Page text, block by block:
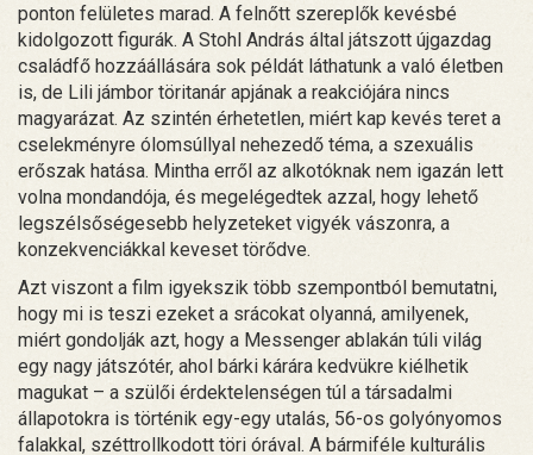
ponton felületes marad. A felnőtt szereplők kevésbé
kidolgozott figurák. A Stohl András által játszott újgazdag
családfő hozzáállására sok példát láthatunk a való életben
is, de Lili jámbor töritanár apjának a reakciójára nincs
magyarázat. Az szintén érhetetlen, miért kap kevés teret a
cselekményre ólomsúllyal nehezedő téma, a szexuális
erőszak hatása. Mintha erről az alkotóknak nem igazán lett
volna mondandója, és megelégedtek azzal, hogy lehető
legszélsőségesebb helyzeteket vigyék vászonra, a
konzekvenciákkal keveset törődve.
Azt viszont a film igyekszik több szempontból bemutatni,
hogy mi is teszi ezeket a srácokat olyanná, amilyenek,
miért gondolják azt, hogy a Messenger ablakán túli világ
egy nagy játszótér, ahol bárki kárára kedvükre kiélhetik
magukat – a szülői érdektelenségen túl a társadalmi
állapotokra is történik egy-egy utalás, 56-os golyónyomos
falakkal, széttrollkodott töri órával. A bármiféle kulturális